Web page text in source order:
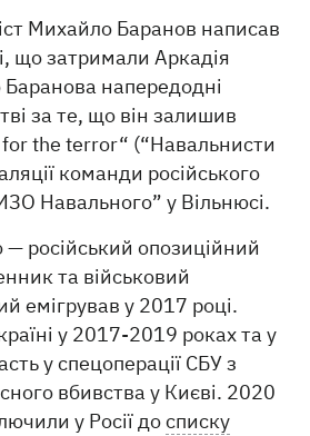
Михайло Баранов написав
що затримали Аркадія
напередодні
за те, що він залишив
the terror“ (“Навальнисти
команди російського
Навального” у Вільнюсі.
російський опозиційний
та військовий
емігрував у 2017 році.
у 2017-2019 роках та у
у спецоперації СБУ з
вбивства у Києві. 2020
у Росії досписку